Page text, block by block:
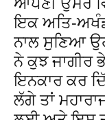
ਇਕ ਅਤਿ-ਅਖੰਡ
ਨਾਲ ਸੁਣਿਆ
ਨੇ ਕੁਝ ਜਾਗੀਰ
ਇਨਕਾਰ ਕਰ
ਲੱਗੇ ਤਾਂ